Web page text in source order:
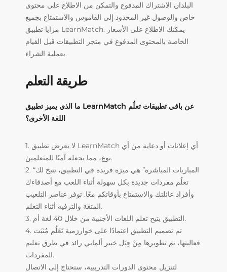
البلدان الاشتراك المدفوع والتمكن من الاطلاع على محتوى
خاص والوصول غير المحدود إلى القاموس والاستمتاع بجميع
مزايا تطبيق LearnMatch. يمكنك الاطلاع على الأسعار
الخاصة بالمحتوى المدفوع في متجر التطبيقات قبل القيام
بعملية الشراء.
طريقة التعلم
ما الذي يميز تطبيق LearnMatch عن باقي تطبيقات تعلُم
اللغة الأخرى؟
1. لا يعرض تطبيق LearnMatch أي إعلانات أو دعاية من أي
نوع، مما يجعله آمنًا للمتعلمين.
2. “المباريات المباشرة” هي ميزة فريدة في التطبيق، تتيح لك
تعلُم مفردات جديدة بكل سهولة أثناء اللعب مع أصدقاءك
وأفراد عائلتك والاستمتاع بأوقاتكم معًا. توفر عناصر التلعيب
المتعة والترفيه أثناء التعلم.
3. التطبيق يتيح تعلم اللغات الأجنبية من خلال 40 لغة أم.
4. تم تصميم التطبيق اعتمادًا على خوارزمية تَعَلُم مُثبَت
فعاليتها، تم تطويرها مِنْ قِبَل خبير ألماني رائد في طرق تعليم
المفردات.
لتنزيل محتوى الدورات التدريبية، ستحتاج إلى الاتصال